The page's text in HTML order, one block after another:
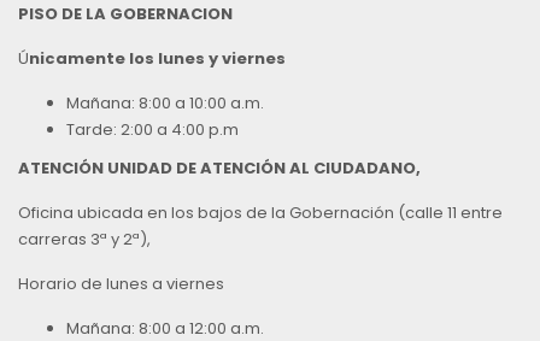
PISO DE LA GOBERNACION
Únicamente los lunes y viernes
Mañana: 8:00 a 10:00 a.m.
Tarde: 2:00 a 4:00 p.m
ATENCIÓN UNIDAD DE ATENCIÓN AL CIUDADANO,
Oficina ubicada en los bajos de la Gobernación (calle 11 entre
carreras 3ª y 2ª),
Horario de lunes a viernes
Mañana: 8:00 a 12:00 a.m.